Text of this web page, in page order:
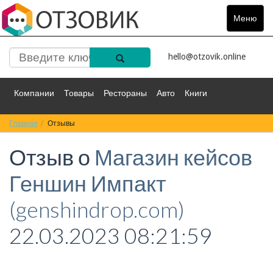
Меню
Toggle
hello@otzovik.online
Компании Товары Рестораны Авто Книги
Спорт Фильмы
Красота Здоровье Остальное
Главная Отзывы
Отзыв о Магазин кейсов
Геншин Импакт
(genshindrop.com)
22.03.2023 08:21:59